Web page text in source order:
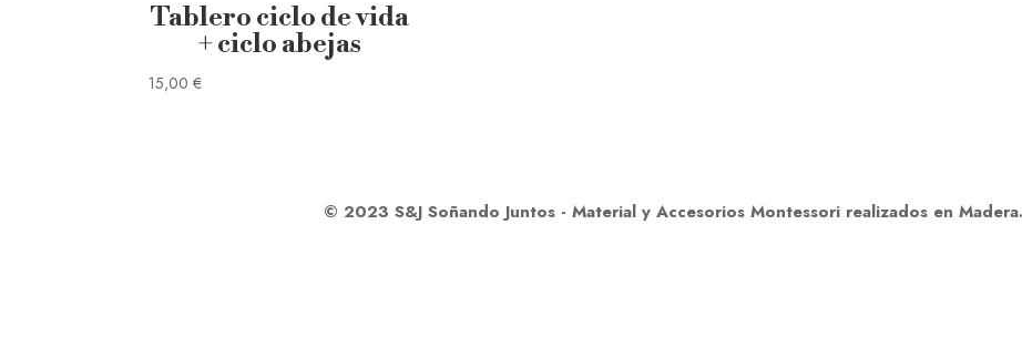
Tablero ciclo de vida
+ ciclo abejas
15,00€
© 2023 S&J Soñando Juntos - Material y Accesorios Montessori realizados en